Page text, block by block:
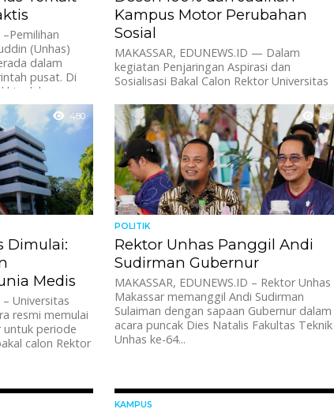
–Pemilihan
(Unhas)
dalam
pusat. Di
oleh...
Kampus Motor Perubahan
Sosial
MAKASSAR, EDUNEWS.ID — Dalam
kegiatan Penjaringan Aspirasi dan
Sosialisasi Bakal Calon Rektor Universitas
Budu tampil sebagai salah satu...
480
Dimulai:
Medis
– Universitas
resmi memulai
untuk periode
calon Rektor
481
POLITIK
Rektor Unhas Panggil Andi
Sudirman Gubernur
MAKASSAR, EDUNEWS.ID – Rektor Unhas
Makassar memanggil Andi Sudirman
Sulaiman dengan sapaan Gubernur dalam
acara puncak Dies Natalis Fakultas Teknik
Unhas ke-64...
KAMPUS